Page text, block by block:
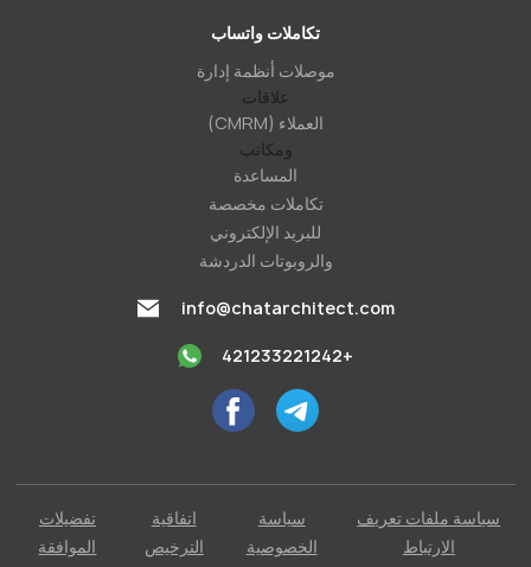
تكاملات واتساب
موصلات أنظمة إدارة
علاقات
العملاء (CMRM)
ومكاتب
المساعدة
تكاملات مخصصة
للبريد الإلكتروني
والروبوتات الدردشة
info@chatarchitect.com
+421233221242
سياسة ملفات تعريف
الارتباط
سياسة
الخصوصية
اتفاقية
الترخيص
تفضيلات
الموافقة